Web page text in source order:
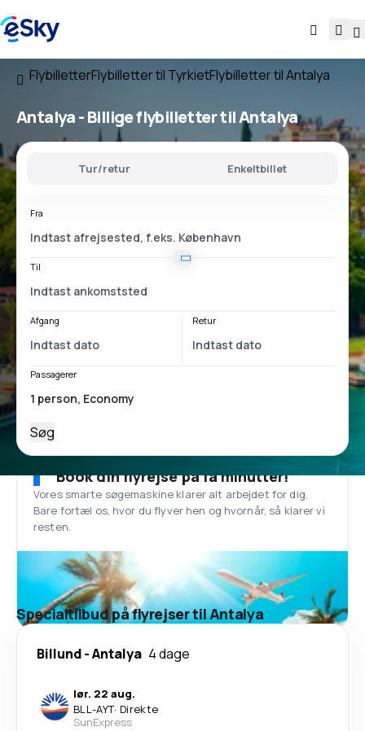
FlybilletterFlybilletter til TyrkietFlybilletter til Antalya
Antalya - Billige flybilletter til Antalya
Tur/retur Enkeltbillet
Fra
Til
Afgang Retur
Passagerer
Søg
Book din flyrejse på få minutter!
Vores smarte søgemaskine klarer alt arbejdet for dig.
Bare fortæl os, hvor du flyver hen og hvornår, så klarer vi
resten.
Specialtilbud på flyrejser til Antalya
Billund-Antalya 4 dage
lør. 22 aug.
BLL-AYT· Direkte
SunExpress